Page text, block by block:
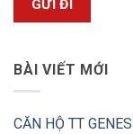
BÀI VIẾT MỚI
CĂN HỘ TT